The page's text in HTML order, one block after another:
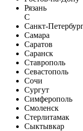
Рязань
С
Санкт-
Самара
Саратов
Саранск
Ставрополь
Севастополь
Сочи
Сургут
Симферополь
Смоленск
Стерлитамак
Сыктывкар